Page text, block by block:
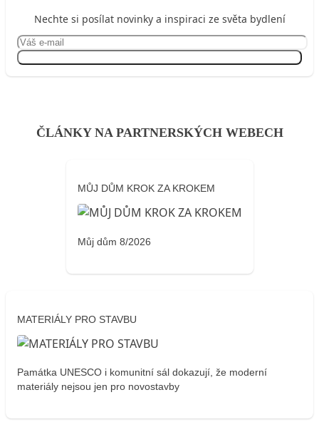
Nechte si posílat novinky a inspiraci ze světa bydlení
ČLÁNKY NA PARTNERSKÝCH WEBECH
MŮJ DŮM KROK ZA KROKEM
Můj dům 8/2026
MATERIÁLY PRO STAVBU
Památka UNESCO i komunitní sál dokazují, že moderní
materiály nejsou jen pro novostavby